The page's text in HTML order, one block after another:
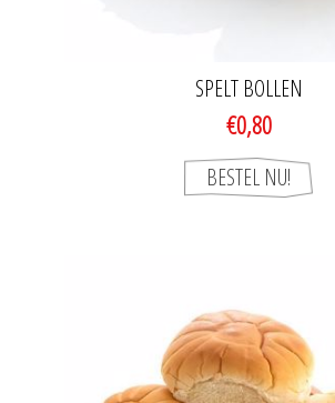
SPELT BOLLEN
€0,80